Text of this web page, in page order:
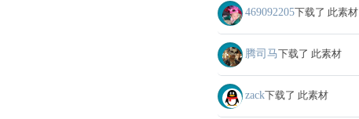
469092205下载了 此素材
腾司马下载了 此素材
zack下载了 此素材